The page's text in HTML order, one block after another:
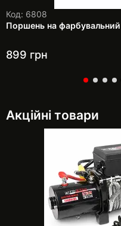
Код: 6808
Поршень на
899 грн
Акційні товари